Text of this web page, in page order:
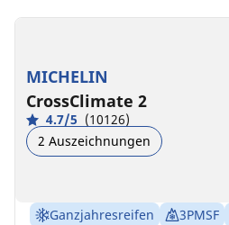
MICHELIN
CrossClimate 2
4.7/5 (10126)
2 Auszeichnungen
Ganzjahresreifen 3PMSF